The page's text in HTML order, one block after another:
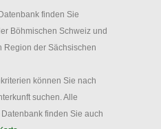
finden Sie
Böhmischen Schweiz und
Region der Sächsischen
können Sie nach
suchen. Alle
finden Sie auch